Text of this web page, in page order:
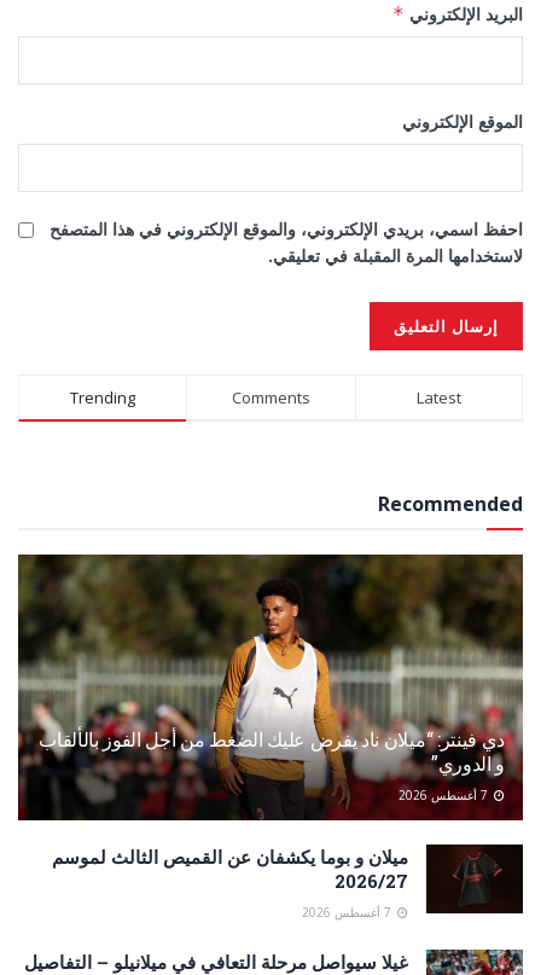
البريد الإلكتروني *
الموقع الإلكتروني
احفظ اسمي، بريدي الإلكتروني، والموقع الإلكتروني في هذا المتصفح
لاستخدامها المرة المقبلة في تعليقي.
Alternative:
Trending Comments Latest
Recommended
دي فينتر: “ميلان ناد يفرض عليك الضغط من أجل الفوز بالألقاب
و الدوري”
ميلان و بوما يكشفان عن القميص الثالث لموسم
2026/27
غيلا سيواصل مرحلة التعافي في ميلانيلو – التفاصيل